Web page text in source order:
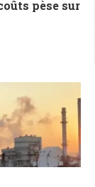
pèse sur